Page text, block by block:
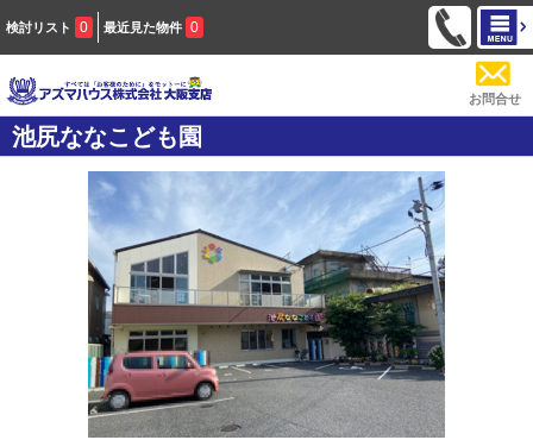
検討リスト 0 最近見た物件 0
お問合せ
池尻ななこども園